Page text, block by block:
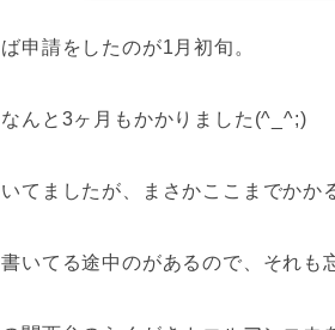
申請をしたのが1月初旬。
んと3ヶ月もかかりました(^_^;)
てましたが、まさかここまでかか
書いてる途中のがあるので、それ